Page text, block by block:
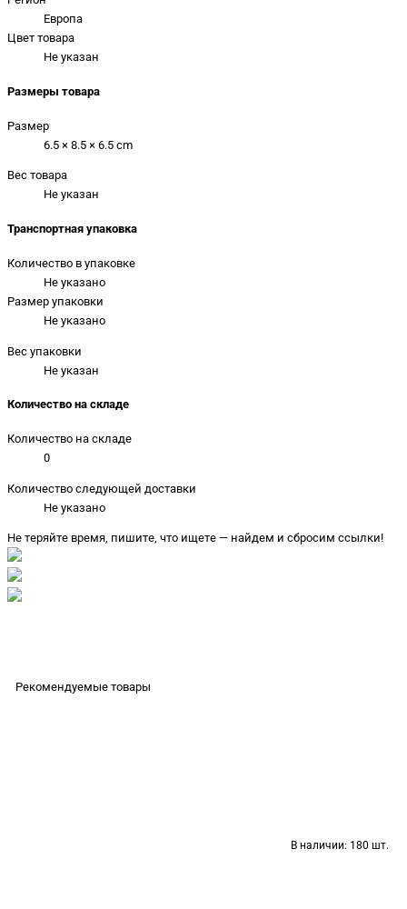
Европа
Цвет товара
Не указан
Размеры товара
Размер
6.5 × 8.5 × 6.5 cm
Вес товара
Не указан
Транспортная упаковка
Количество в упаковке
Не указано
Размер упаковки
Не указано
Вес упаковки
Не указан
Количество на складе
Количество на складе
0
Количество следующей доставки
Не указано
Не теряйте время, пишите, что ищете — найдем и сбросим ссылки!
Рекомендуемые товары
В наличии: 180 шт.